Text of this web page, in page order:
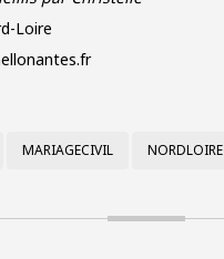
Loire
MARIAGECIVIL NORDLOIRE